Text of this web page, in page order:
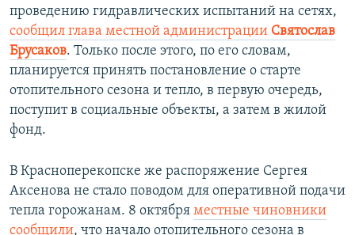
проведению гидравлических испытаний на сетях,
сообщил глава местной администрации Святослав
Брусаков. Только после этого, по его словам,
планируется принять постановление о старте
отопительного сезона и тепло, в первую очередь,
поступит в социальные объекты, а затем в жилой
фонд.
В Красноперекопске же распоряжение Сергея
Аксенова не стало поводом для оперативной подачи
тепла горожанам. 8 октября местные чиновники
сообщили, что начало отопительного сезона в